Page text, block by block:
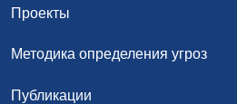
Проекты
Методика определения угроз
Публикации